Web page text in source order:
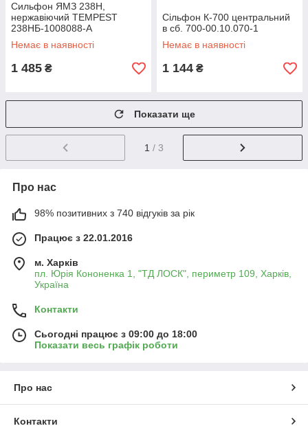
Сильфон ЯМЗ 238Н,
нержавіючий TEMPEST
238НБ-1008088-А
Немає в наявності
1 485 ₴
Сільфон К-700 центральний
в сб. 700-00.10.070-1
Немає в наявності
1 144 ₴
Показати ще
1 / 3
Про нас
98% позитивних з 740 відгуків за рік
Працює з 22.01.2016
м. Харків
пл. Юрія Кононенка 1, "ТД ЛОСК", периметр 109, Харків,
Україна
Контакти
Сьогодні працює з 09:00 до 18:00
Показати весь графік роботи
Про нас
Контакти